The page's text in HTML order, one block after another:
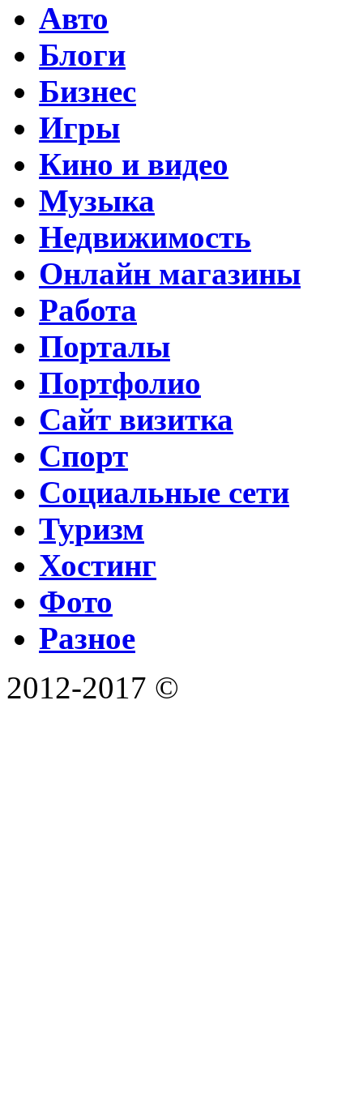
Авто
Блоги
Бизнес
Игры
Кино и видео
Музыка
Недвижимость
Онлайн магазины
Работа
Порталы
Портфолио
Сайт визитка
Спорт
Социальные сети
Туризм
Хостинг
Фото
Разное
2012-2017 ©